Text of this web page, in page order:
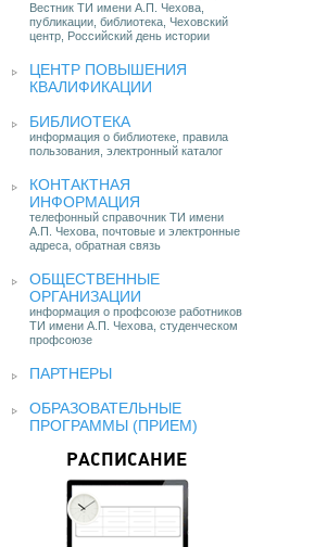
Вестник ТИ имени А.П. Чехова,
публикации, библиотека, Чеховский
центр, Российский день истории
ЦЕНТР ПОВЫШЕНИЯ
КВАЛИФИКАЦИИ
БИБЛИОТЕКА
информация о библиотеке, правила
пользования, электронный каталог
КОНТАКТНАЯ
ИНФОРМАЦИЯ
телефонный справочник ТИ имени
А.П. Чехова, почтовые и электронные
адреса, обратная связь
ОБЩЕСТВЕННЫЕ
ОРГАНИЗАЦИИ
информация о профсоюзе работников
ТИ имени А.П. Чехова, студенческом
профсоюзе
ПАРТНЕРЫ
ОБРАЗОВАТЕЛЬНЫЕ
ПРОГРАММЫ (ПРИЕМ)
РАСПИСАНИЕ